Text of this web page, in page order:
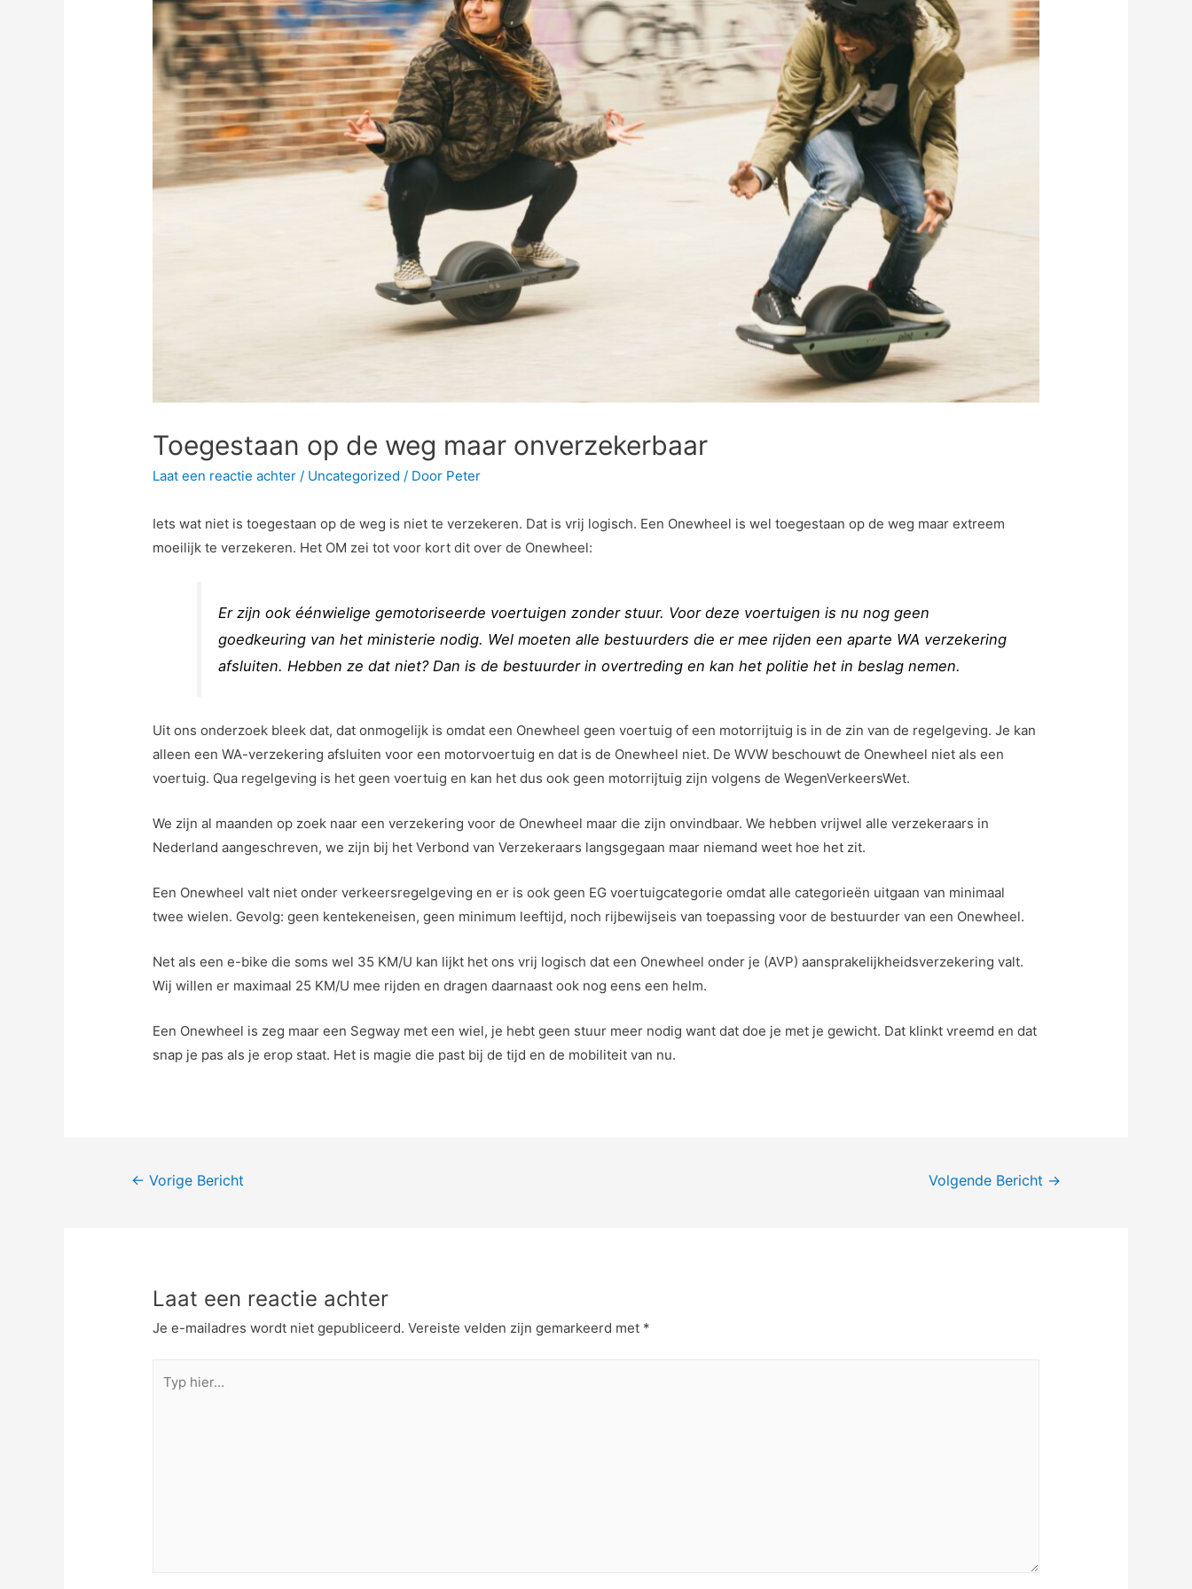
Toegestaan op de weg maar onverzekerbaar
Laat een reactie achter / Uncategorized / Door Peter
Iets wat niet is toegestaan op de weg is niet te verzekeren. Dat is vrij logisch. Een Onewheel is wel toegestaan op de weg maar extreem
moeilijk te verzekeren. Het OM zei tot voor kort dit over de Onewheel:
Er zijn ook éénwielige gemotoriseerde voertuigen zonder stuur. Voor deze voertuigen is nu nog geen
goedkeuring van het ministerie nodig. Wel moeten alle bestuurders die er mee rijden een aparte WA verzekering
afsluiten. Hebben ze dat niet? Dan is de bestuurder in overtreding en kan het politie het in beslag nemen.
Uit ons onderzoek bleek dat, dat onmogelijk is omdat een Onewheel geen voertuig of een motorrijtuig is in de zin van de regelgeving. Je kan
alleen een WA-verzekering afsluiten voor een motorvoertuig en dat is de Onewheel niet. De WVW beschouwt de Onewheel niet als een
voertuig. Qua regelgeving is het geen voertuig en kan het dus ook geen motorrijtuig zijn volgens de WegenVerkeersWet.
We zijn al maanden op zoek naar een verzekering voor de Onewheel maar die zijn onvindbaar. We hebben vrijwel alle verzekeraars in
Nederland aangeschreven, we zijn bij het Verbond van Verzekeraars langsgegaan maar niemand weet hoe het zit.
Een Onewheel valt niet onder verkeersregelgeving en er is ook geen EG voertuigcategorie omdat alle categorieën uitgaan van minimaal
twee wielen. Gevolg: geen kentekeneisen, geen minimum leeftijd, noch rijbewijseis van toepassing voor de bestuurder van een Onewheel.
Net als een e-bike die soms wel 35 KM/U kan lijkt het ons vrij logisch dat een Onewheel onder je (AVP) aansprakelijkheidsverzekering valt.
Wij willen er maximaal 25 KM/U mee rijden en dragen daarnaast ook nog eens een helm.
Een Onewheel is zeg maar een Segway met een wiel, je hebt geen stuur meer nodig want dat doe je met je gewicht. Dat klinkt vreemd en dat
snap je pas als je erop staat. Het is magie die past bij de tijd en de mobiliteit van nu.
Bericht
← Vorige Bericht Volgende Bericht →
Laat een reactie achter
Je e-mailadres wordt niet gepubliceerd. Vereiste velden zijn gemarkeerd met *
hier...